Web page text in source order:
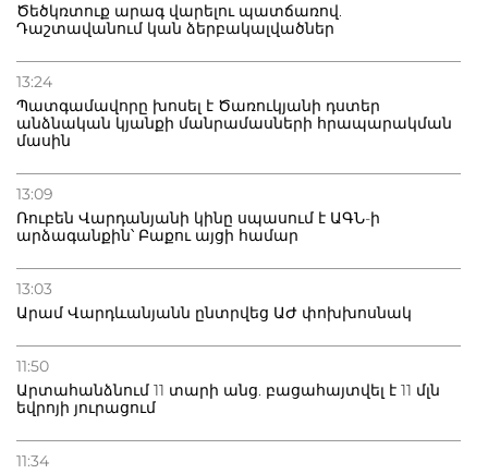
Ծեծկռտուք արագ վարելու պատճառով.
Դաշտավանում կան ձերբակալվածներ
13:24
Պատգամավորը խոսել է Ծառուկյանի դստեր
անձնական կյանքի մանրամասների հրապարակման
մասին
13:09
Ռուբեն Վարդանյանի կինը սպասում է ԱԳՆ-ի
արձագանքին՝ Բաքու այցի համար
13:03
Արամ Վարդևանյանն ընտրվեց ԱԺ փոխխոսնակ
11:50
Արտահանձնում 11 տարի անց. բացահայտվել է 11 մլն
եվրոյի յուրացում
11:34
30.07.2026
Ձկնաբույծներին կտրվի 450 մլն դրամ.
27.07.2026
Բաքվու հայ գերու վիճակը վատթարացել է. ընտանիքը